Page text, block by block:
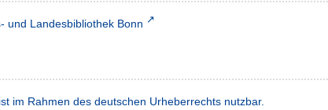
und Landesbibliothek Bonn
im Rahmen des deutschen Urheberrechts nutzbar.